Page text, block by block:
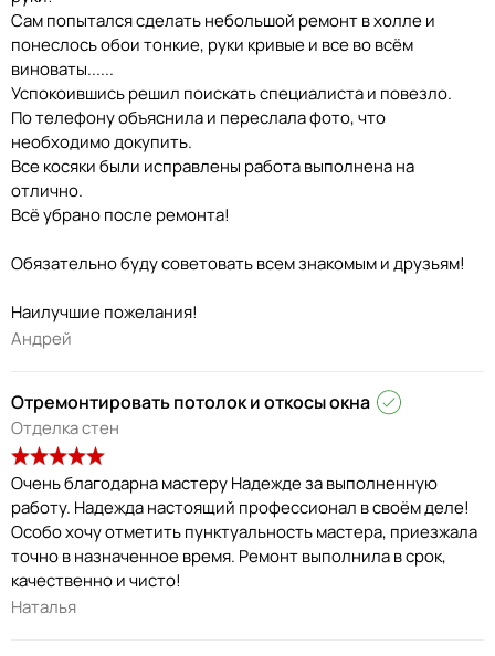
Сам попытался сделать небольшой ремонт в холле и
понеслось обои тонкие, руки кривые и все во всём
виноваты......
Успокоившись решил поискать специалиста и повезло.
По телефону объяснила и переслала фото, что
необходимо докупить.
Все косяки были исправлены работа выполнена на
отлично.
Всё убрано после ремонта!
Обязательно буду советовать всем знакомым и друзьям!
Наилучшие пожелания!
Андрей
Отремонтировать потолок и откосы окна
Отделка стен
Очень благодарна мастеру Надежде за выполненную
работу. Надежда настоящий профессионал в своём деле!
Особо хочу отметить пунктуальность мастера, приезжала
точно в назначенное время. Ремонт выполнила в срок,
качественно и чисто!
Наталья